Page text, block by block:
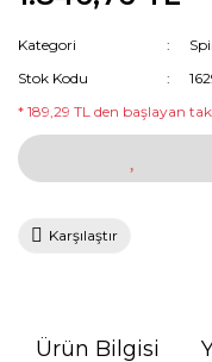
Kategori
Stok Kodu
* 189,29 TL den başlayan
Karşılaştır
Ürün Bilgisi